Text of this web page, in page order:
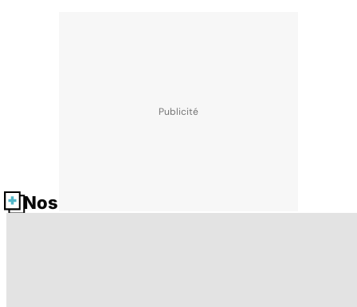
Nos fiches santé